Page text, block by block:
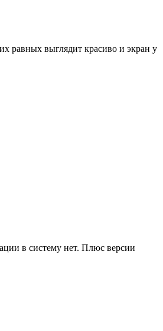
равных выглядит красиво и экран у
в систему нет. Плюс версии